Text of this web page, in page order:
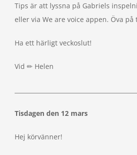
Tips är att lyssna på Gabriels
eller via We are voice appen. Öva på
Ha ett härligt veckoslut!
Vid ✏ Helen
Tisdagen den 12 mars
Hej körvänner!